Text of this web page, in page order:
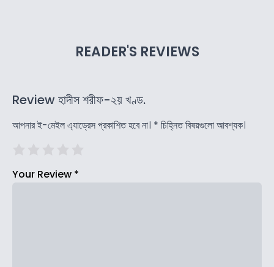
READER'S REVIEWS
Review হাদীস শরীফ-২য় খণ্ড.
আপনার ই-মেইল এ্যাড্রেস প্রকাশিত হবে না। * চিহ্নিত বিষয়গুলো আবশ্যক।
Your Review *